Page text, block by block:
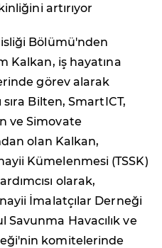
artırıyor
Bölümü'nden
Kalkan, iş hayatına
görev alarak
Bilten, SmartICT,
ve Simovate
olan Kalkan,
Kümelenmesi (TSSK)
olarak,
İmalatçılar Derneği
Savunma Havacılık ve
komitelerinde